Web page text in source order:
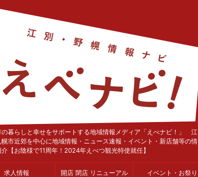
の暮らしと幸せをサポートする地域情報メディア「えべナビ！」 江
幌市近郊を中心に地域情報・ニュース速報・イベント・新店舗等の情
【お陰様で11周年！2024年えべつ観光特使就任】
求人情報 開店 閉店 リニューアル イベント・お祭り